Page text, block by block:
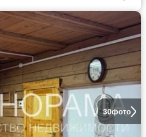
30фото